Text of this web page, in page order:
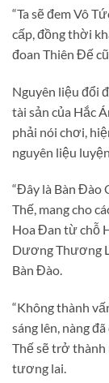
“Ta sẽ đem Vô
cấp, đồng thời
đoan Thiên Đế
Nguyên liệu đổi
tài sản của Hắc
phải nói chơi,
nguyên liệu
“Đây là Bàn Đào
Thế, mang cho
Hoa Đan từ chỗ
Dương Thương
Bàn Đào.
“Không thành
sáng lên, nàng
Thế sẽ trở
tương lai.